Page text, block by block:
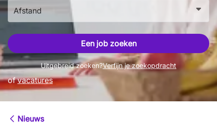
Afstand
Een job zoeken
Uitgebreid zoeken?Verfijn je zoekopdracht
of vacatures
Nieuws